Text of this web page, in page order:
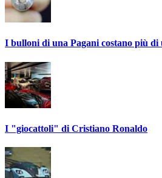
I bulloni di una Pagani costano più di
I "giocattoli" di Cristiano Ronaldo